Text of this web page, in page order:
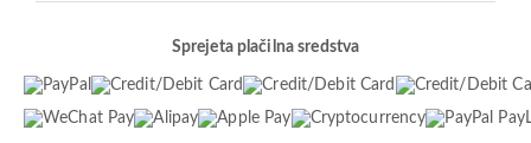
Sprejeta plačilna sredstva